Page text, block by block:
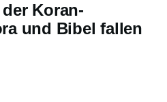
Koran-
und Bibel fallen